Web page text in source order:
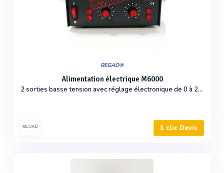
REGAD®
Alimentation électrique M6000
2 sorties basse tension avec réglage électronique de 0 à 21V
1 clic Devis